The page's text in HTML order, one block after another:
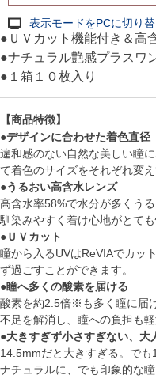
表示モードをPCに切り
●ＵＶカット機能付き＆高
●ナチュラル艶感プラス
●１箱１０枚入り
【商品特徴】
●デザインに合わせた着色直径
違和感のない自然な美しい瞳
て着色のサイズをそれぞれ変え
●うるおい高含水レンズ
高含水率58%で水分が多くう
馴染みやすく着け心地がとても
●ＵＶカット
瞳から入るUVはReVIAでカッ
ず過ごすことができます。
●瞳へ多くの酸素を届ける
酸素を約2.5倍※も多く瞳に届
不足を解消し、瞳への負担も軽
●大きすぎず小さすぎない、大
14.5mmだと大きすぎる。でも
ナチュラルに、でも印象的な瞳